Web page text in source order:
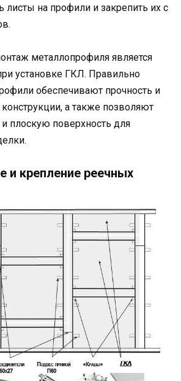
листы на профили и закрепить их с
металлопрофиля является
установке ГКЛ. Правильно
обеспечивают прочность и
а также позволяют
плоскую поверхность для
и крепление реечных